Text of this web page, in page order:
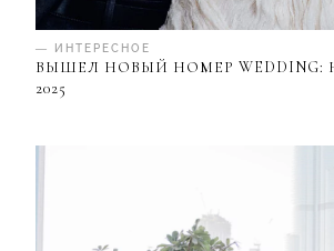
— ИНТЕРЕСНОЕ
ВЫШЕЛ НОВЫЙ НОМЕР WEDDING:
2025